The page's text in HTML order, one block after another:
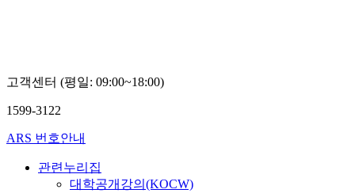
고객센터 (평일: 09:00~18:00)
1599-3122
ARS 번호안내
관련누리집
대학공개강의(KOCW)